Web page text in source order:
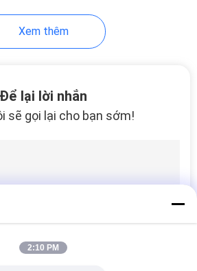
lực
Xem thêm
Để lại lời nhắn
sẽ gọi lại cho bạn sớm!
2:10 PM